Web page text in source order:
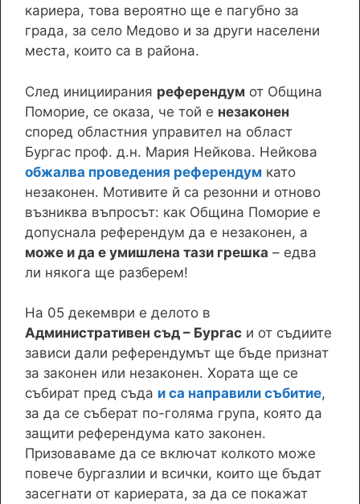
кариера, това вероятно ще е пагубно за
града, за село Медово и за други населени
места, които са в района.
След инициирания референдум от Община
Поморие, се оказа, че той е незаконен
според областния управител на област
Бургас проф. д.н. Мария Нейкова. Нейкова
обжалва проведения референдум като
незаконен. Мотивите й са резонни и отново
възниква въпросът: как Община Поморие е
допуснала референдум да е незаконен, а
може и да е умишлена тази грешка – едва
ли някога ще разберем!
На 05 декември е делото в
Административен съд – Бургас и от съдиите
зависи дали референдумът ще бъде признат
за законен или незаконен. Хората ще се
събират пред съда и са направили събитие,
за да се съберат по-голяма група, която да
защити референдума като законен.
Призоваваме да се включат колкото може
повече бургазлии и всички, които ще бъдат
засегнати от кариерата, за да се покажат